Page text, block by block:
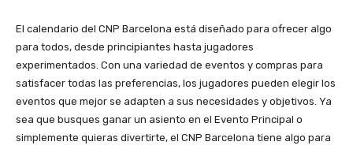
El calendario del CNP Barcelona está diseñado para ofrecer algo
para todos, desde principiantes hasta jugadores
experimentados. Con una variedad de eventos y compras para
satisfacer todas las preferencias, los jugadores pueden elegir los
eventos que mejor se adapten a sus necesidades y objetivos. Ya
sea que busques ganar un asiento en el Evento Principal o
simplemente quieras divertirte, el CNP Barcelona tiene algo para